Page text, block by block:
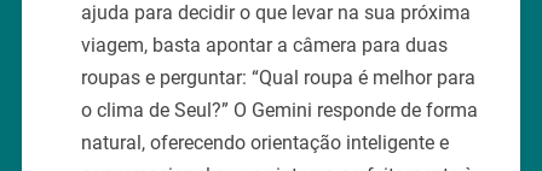
ajuda para decidir o que levar na sua próxima
viagem, basta apontar a câmera para duas
roupas e perguntar: “Qual roupa é melhor para
o clima de Seul?” O Gemini responde de forma
natural, oferecendo orientação inteligente e